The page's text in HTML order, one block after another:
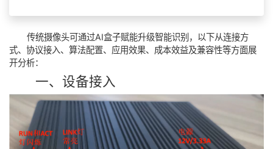
传统摄像头可通过AI盒子赋能升级智能识别，以下从连接方
式、协议接入、算法配置、应用效果、成本效益及兼容性等方面展
一、设备接入